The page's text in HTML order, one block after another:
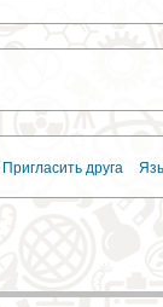
Пригласить друга